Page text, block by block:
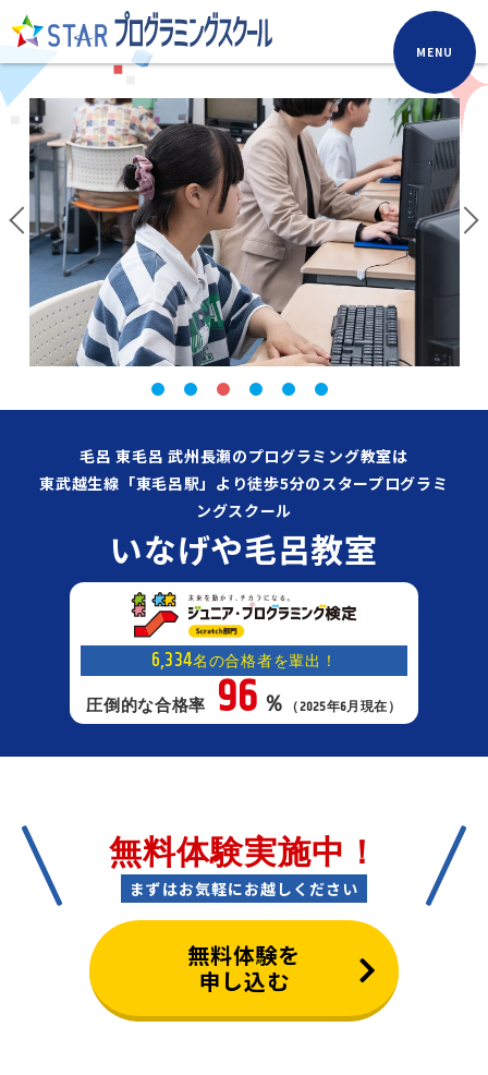
MENU
毛呂 東毛呂 武州長瀬のプログラミング教室は
東武越生線「東毛呂駅」より徒歩5分のスタープログラミ
ングスクール
いなげや毛呂教室
6,334名の合格者を輩出！
圧倒的な合格率 96 ％ （2025年6月現在）
無料体験実施中！
まずはお気軽にお越しください
無料体験を
申し込む